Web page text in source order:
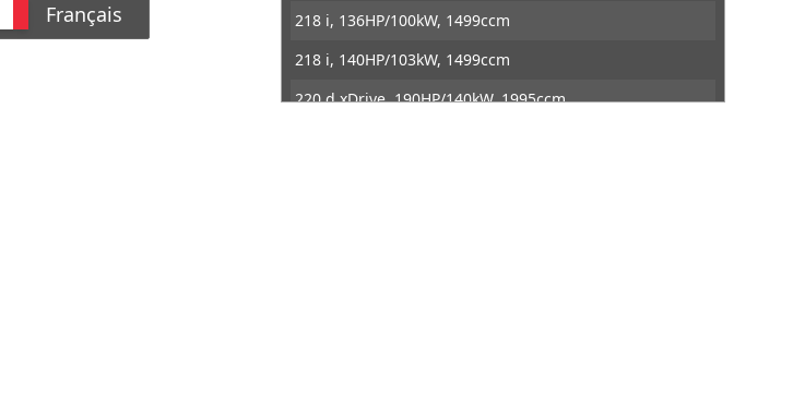
218 i, 136HP/100kW, 1499ccm
218 i, 140HP/103kW, 1499ccm
220 d xDrive, 190HP/140kW, 1995ccm
Français